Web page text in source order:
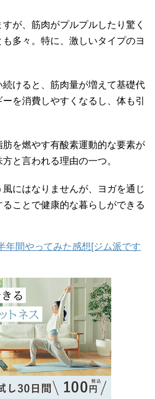
が、筋肉がプルプルしたり驚く
多々。特に、激しいタイプのヨ
けると、筋肉量が増えて基礎代
を消費しやすくなるし、体も引
を燃やす有酸素運動的な要素が
と言われる理由の一つ。
風にはなりませんが、ヨガを通じ
ことで健康的な暮らしができる
年間やってみた感想[ジム派です